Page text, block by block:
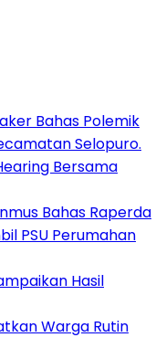
Bahas Polemik
Selopuro.
Bersama
Bahas Raperda
PSU Perumahan
Hasil
Warga Rutin